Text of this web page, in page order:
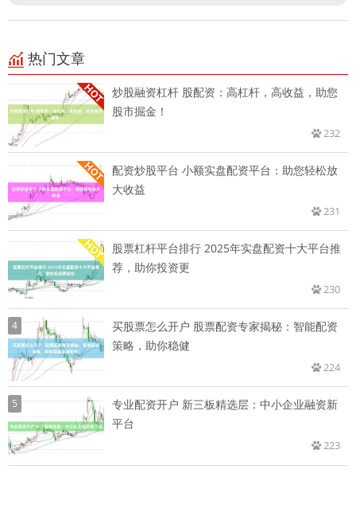
热门文章
炒股融资杠杆 股配资：高杠杆，高收益，助您
股市掘金！
232
配资炒股平台 小额实盘配资平台：助您轻松放
大收益
231
股票杠杆平台排行 2025年实盘配资十大平台推
荐，助你投资更
230
4
买股票怎么开户 股票配资专家揭秘：智能配资
策略，助你稳健
224
5
专业配资开户 新三板精选层：中小企业融资新
平台
223